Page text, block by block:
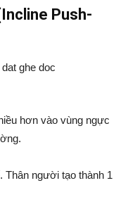
Push-
hơn vào vùng ngực
Thân người tạo thành 1